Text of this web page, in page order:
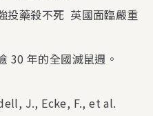
投藥殺不死 英國面臨嚴重
30 年的全國滅鼠週。
J., Ecke, F., et al.